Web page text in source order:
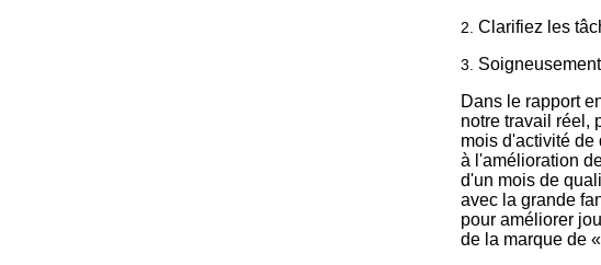
2. Clarifiez les
3.
Dans le rapport
notre travail réel,
mois d'activité de
à l'amélioration
d'un mois de
avec la grande
pour améliorer
de la marque de